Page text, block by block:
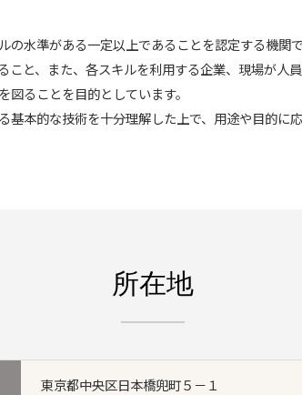
の水準がある一定以上であることを認定する機関
と、また、各スキルを利用する企業、現場が人
ることを目的としています。
本的な技術を十分理解した上で、用途や目的に
所在地
東京都中央区日本橋兜町５－１